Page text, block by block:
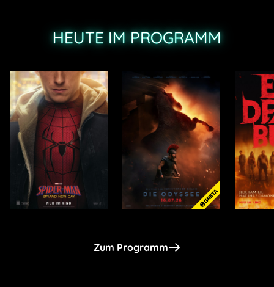
HEUTE IM PROGRAMM
Zum Programm